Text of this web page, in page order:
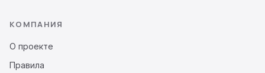
КОМПАНИЯ
О проекте
Правила